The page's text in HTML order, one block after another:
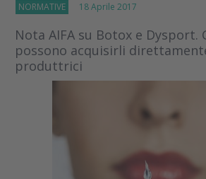
NORMATIVE 18 Aprile 2017
Nota AIFA su Botox e
possono acquisirli
produttrici